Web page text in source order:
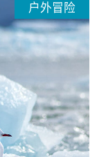
户外冒险